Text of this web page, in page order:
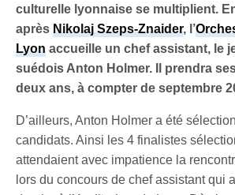
culturelle lyonnaise se multiplient.
aprèsNikolaj Szeps-Znaider, l’
Lyon accueille un chef assistant, le
suédois Anton Holmer. Il prendra
deux ans, à compter de septembre
D’ailleurs, Anton Holmer a été
candidats. Ainsi les 4 finalistes
attendaient avec impatience la
lors du concours de chef assistant qui